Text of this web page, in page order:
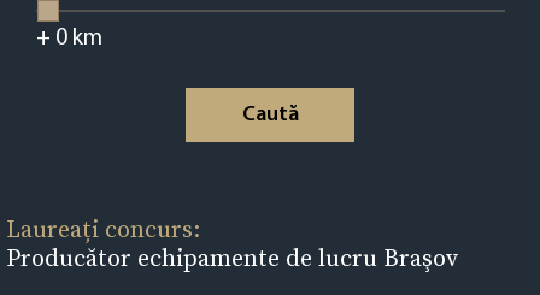
+ 0km
Caută
Laureați concurs:
Producător echipamente de lucru Braşov